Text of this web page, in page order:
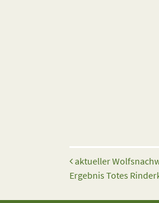
Beitrags-
aktueller
Ergebnis Totes